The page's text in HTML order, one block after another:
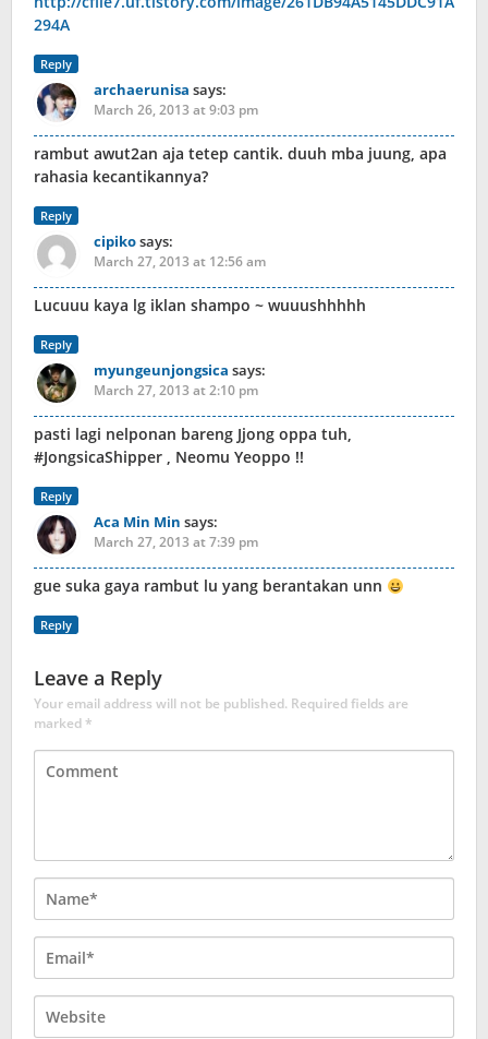
294A
Reply
archaerunisa says:
March 26, 2013 at 9:03 pm
rambut awut2an aja tetep cantik. duuh mba juung, apa
rahasia kecantikannya?
Reply
cipikosays:
March 27, 2013 at 12:56 am
Lucuuu kaya lg iklan shampo ~ wuuushhhhh
Reply
myungeunjongsica says:
March 27, 2013 at 2:10 pm
pasti lagi nelponan bareng Jjong oppa tuh,
#JongsicaShipper , Neomu Yeoppo !!
Reply
Aca Min Min says:
March 27, 2013 at 7:39 pm
gue suka gaya rambut lu yang berantakan unn
Reply
Leave a Reply
Your email address will not be published. Required fields are
marked*